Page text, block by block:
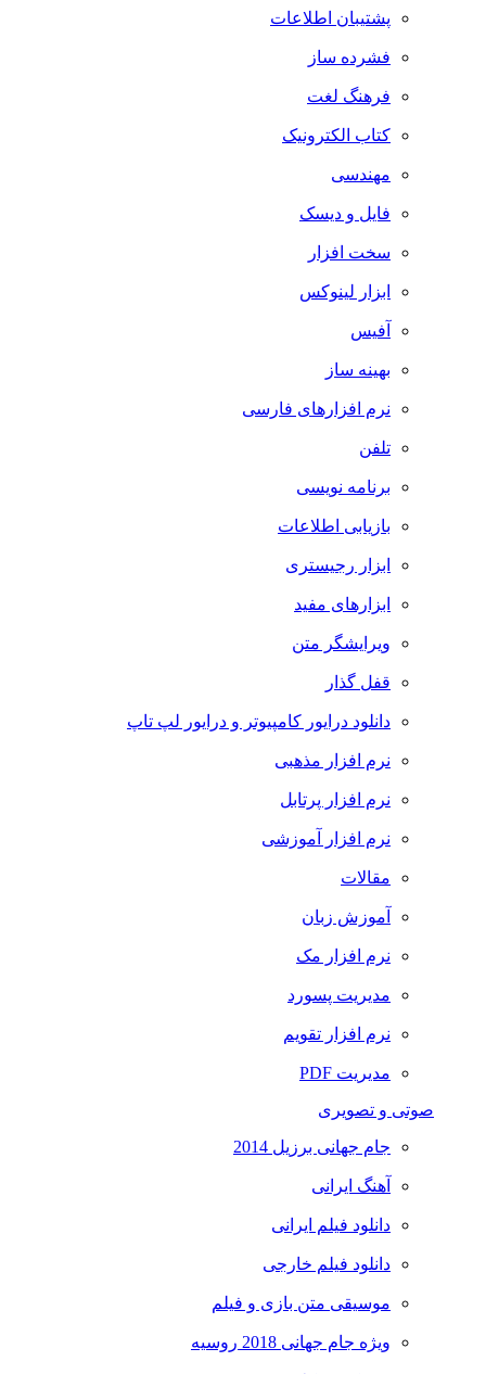
پشتیبان اطلاعات
فشرده ساز
فرهنگ لغت
کتاب الکترونیک
مهندسی
فایل و دیسک
سخت افزار
ابزار لینوکس
آفیس
بهینه ساز
نرم افزارهای فارسی
تلفن
برنامه نویسی
بازیابی اطلاعات
ابزار رجیستری
ابزارهای مفید
ویرایشگر متن
قفل گذار
دانلود درایور کامپیوتر و درایور لپ تاپ
نرم افزار مذهبی
نرم افزار پرتابل
نرم افزار آموزشی
مقالات
آموزش زبان
نرم افزار مک
مدیریت پسورد
نرم افزار تقویم
مدیریت PDF
صوتی و تصویری
جام جهانی برزیل 2014
آهنگ ایرانی
دانلود فیلم ایرانی
دانلود فیلم خارجی
موسیقی متن بازی و فیلم
ویژه جام جهانی 2018 روسیه